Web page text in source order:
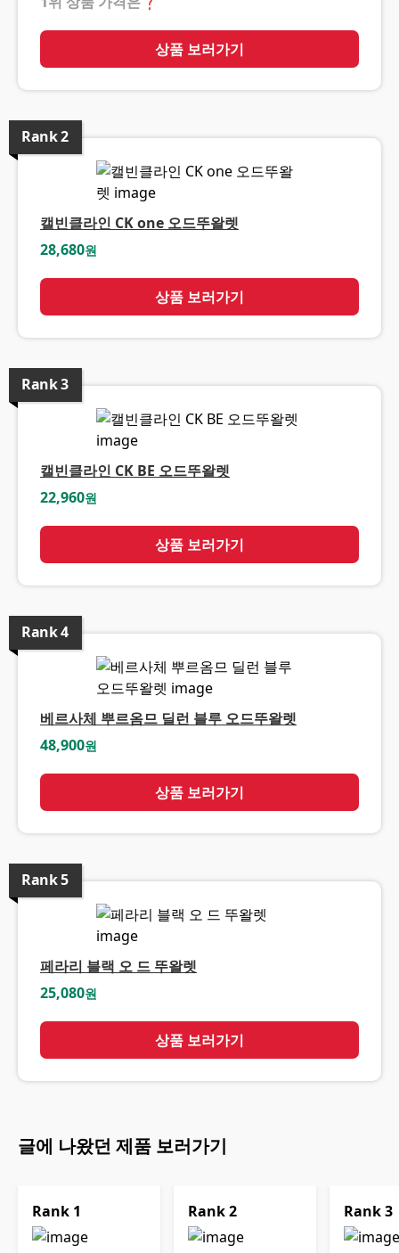
상품 보러가기
Rank2
캘빈클라인 CK one 오드뚜왈렛
28,680원
상품 보러가기
Rank3
캘빈클라인 CK BE 오드뚜왈렛
22,960원
상품 보러가기
Rank4
베르사체 뿌르옴므 딜런 블루 오드뚜왈렛
48,900원
상품 보러가기
Rank5
페라리 블랙 오 드 뚜왈렛
25,080원
상품 보러가기
글에 나왔던 제품 보러가기
Rank 1 Rank2 Rank3